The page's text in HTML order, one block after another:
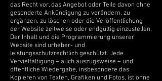
das Recht vor, das Angebot oder Teile davon ohne
gesonderte Ankündigung zu verändern, zu
ergänzen, zu löschen oder die Veröffentlichung
der Website zeitweise oder endgültig einzustellen.
Der Inhalt und die Programmierung unserer
Website sind urheber- und
leistungsschutzrechtlich geschützt. Jede
Vervielfältigung – auch auszugsweise – und
öffentliche Wiedergabe, insbesondere das
Kopieren von Texten, Grafiken und Fotos, ist ohne